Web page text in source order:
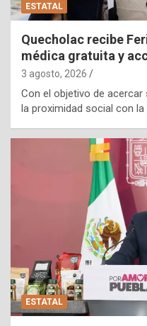
ESTATAL
Quecholac recibe
médica gratuita y
3 agosto, 2026
Con el objetivo de
la proximidad social con la
ESTATAL